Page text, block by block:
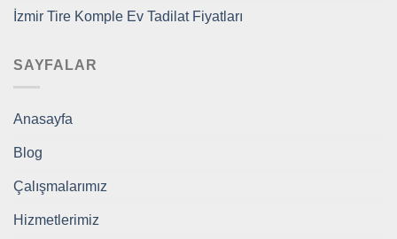
İzmir Tire Komple Ev Tadilat Fiyatları
SAYFALAR
Anasayfa
Blog
Çalışmalarımız
Hizmetlerimiz